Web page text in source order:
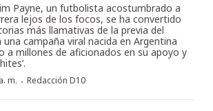
Payne, un futbolista acostumbrado a
lejos de los focos, se ha convertido
más llamativas de la previa del
una campaña viral nacida en Argentina
a millones de aficionados en su apoyo y
m. · Redacción D10